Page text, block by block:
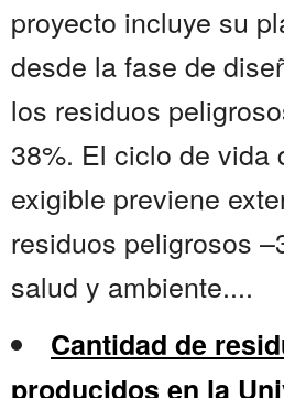
proyecto incluye su
desde la fase de
los residuos
38%. El ciclo de vida
exigible previene
residuos peligrosos
salud y ambiente....
Cantidad de
producidos en la